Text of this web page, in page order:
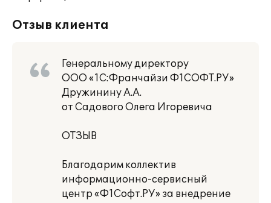
Отзыв клиента
Генеральному директору
ООО «1C:Франчайзи Ф1СОФТ.РУ»
Дружинину А.А.
от Садового Олега Игоревича
ОТЗЫВ
Благодарим коллектив
информационно-сервисный
центр «Ф1Софт.РУ» за внедрение